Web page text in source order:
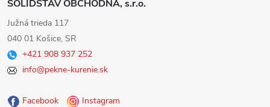
á
p
ä
SOLIDSTAV OBCHODNÁ, s.r.o.
Južná trieda 117
040 01 Košice, SR
+421 908 937 252
info@pekne-kurenie.sk
Facebook Instagram